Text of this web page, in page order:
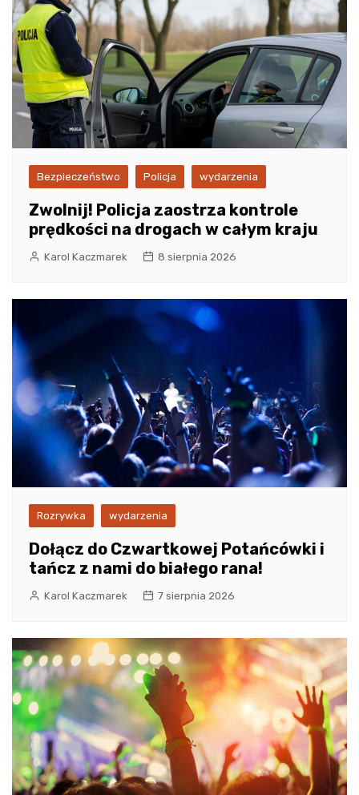
Bezpieczeństwo Policja wydarzenia
Zwolnij! Policja zaostrza kontrole
prędkości na drogach w całym kraju
Karol Kaczmarek 8 sierpnia 2026
Rozrywka wydarzenia
Dołącz do Czwartkowej Potańcówki i
tańcz z nami do białego rana!
Karol Kaczmarek 7 sierpnia 2026